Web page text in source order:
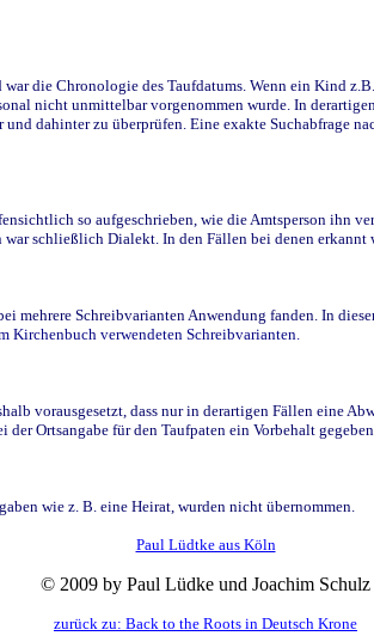
die Chronologie des Taufdatums. Wenn ein Kind
nicht unmittelbar vorgenommen wurde. In
dahinter zu überprüfen. Eine exakte Suchabfrage
so aufgeschrieben, wie die Amtsperson ihn
schließlich Dialekt. In den Fällen bei denen
Schreibvarianten Anwendung fanden. In
Kirchenbuch verwendeten Schreibvarianten.
vorausgesetzt, dass nur in derartigen Fällen eine
Ortsangabe für den Taufpaten ein Vorbehalt
wie z. B. eine Heirat, wurden nicht übernommen.
Paul Lüdtke aus Köln
© 2009 by Paul Lüdke und Joachim Schulz
zurück zu: Back to the Roots in Deutsch Krone